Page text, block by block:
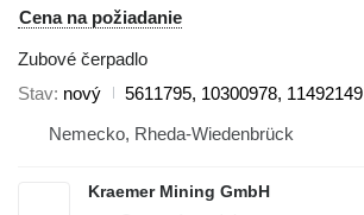
Cena na požiadanie
Zubové čerpadlo
Stav nový
5611795, 10300978, 11492149
Nemecko, Rheda-Wiedenbrück
Kraemer Mining GmbH